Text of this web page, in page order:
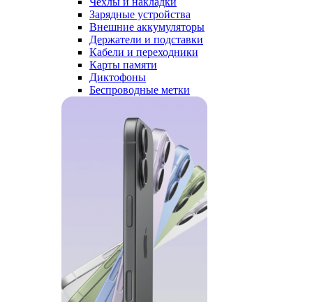
Зарядные устройства
Внешние аккумуляторы
Держатели и подставки
Кабели и переходники
Карты памяти
Диктофоны
Беспроводные метки